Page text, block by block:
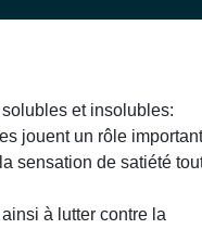
et insolubles:
jouent un rôle important
sensation de satiété
à lutter contre la